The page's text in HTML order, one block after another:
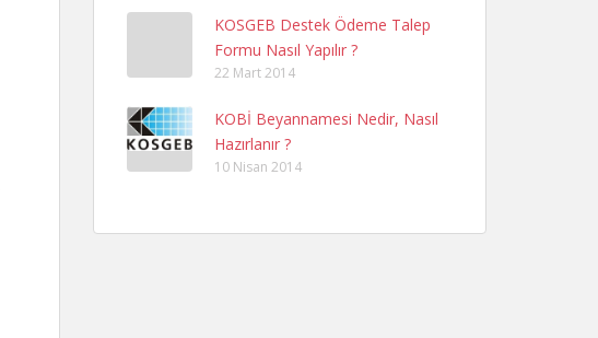
KOSGEB Destek Ödeme Talep
Formu Nasıl Yapılır ?
22 Mart 2014
KOBİ Beyannamesi Nedir, Nasıl
Hazırlanır ?
10 Nisan 2014